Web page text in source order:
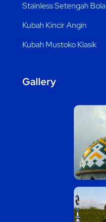
Stainless Setengah Bola
Kubah Kincir Angin
Kubah Mustoko Klasik
Gallery